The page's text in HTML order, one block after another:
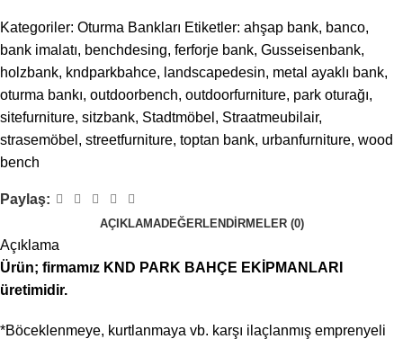
Kategoriler: Oturma Bankları Etiketler: ahşap bank, banco,
bank imalatı, benchdesing, ferforje bank, Gusseisenbank,
holzbank, kndparkbahce, landscapedesin, metal ayaklı bank,
oturma bankı, outdoorbench, outdoorfurniture, park oturağı,
sitefurniture, sitzbank, Stadtmöbel , Straatmeubilair,
strasemöbel , streetfurniture, toptan bank, urbanfurniture, wood
bench
Paylaş:
AÇIKLAMADEĞERLENDIRMELER (0)
Açıklama
Ürün; firmamız KND PARK BAHÇE EKİPMANLARI
üretimidir.
*Böceklenmeye, kurtlanmaya vb. karşı ilaçlanmış emprenyeli